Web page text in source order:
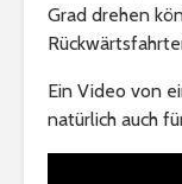
Grad drehen
Ein Video von
natürlich auch